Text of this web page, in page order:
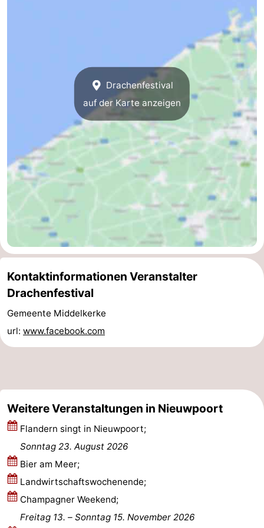
Westflandern
-
Brügge
Ypern
Die
Küste
-
Natur
Het
-
Knokke-
-
Blankenberge
-
Wenduine
-
Haan
Bredene
-
Ostende
-
Middelkerke
Drachenfestival
auf der Karte anzeigen
Kontaktinformationen Veranstalter
Drachenfestival
Gemeente Middelkerke
url: www.facebook.com
Weitere Veranstaltungen in Nieuwpoort
Flandern singt in Nieuwpoort;
Sonntag 23. August 2026
Bier am Meer;
Landwirtschaftswochenende;
Champagner Weekend;
Freitag 13. – Sonntag 15. November 2026